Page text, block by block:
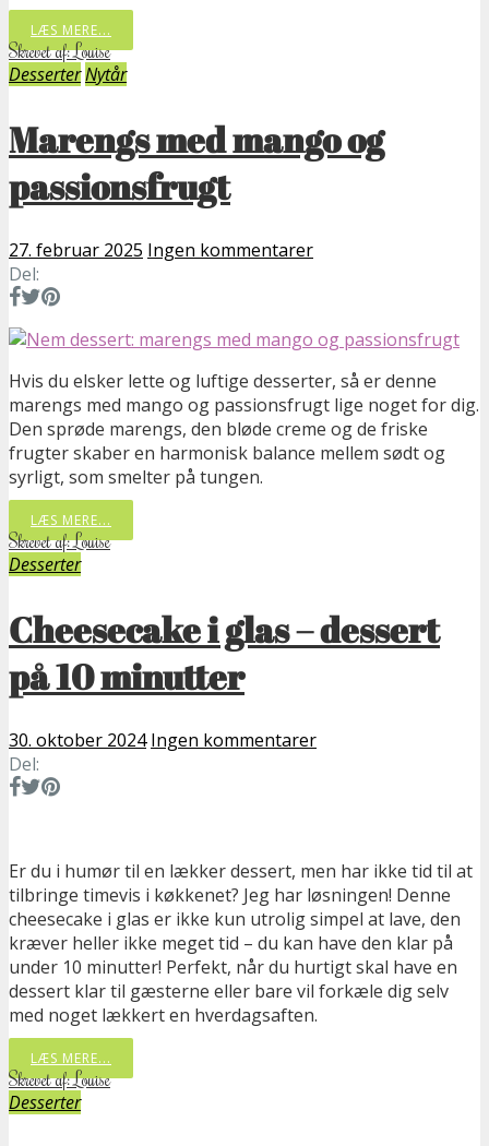
LÆS MERE...
Skrevet af: Louise
DesserterNytår
Marengs med mango og
passionsfrugt
27. februar 2025 Ingen kommentarer
Del:
Hvis du elsker lette og luftige desserter, så er denne
marengs med mango og passionsfrugt lige noget for dig.
Den sprøde marengs, den bløde creme og de friske
frugter skaber en harmonisk balance mellem sødt og
syrligt, som smelter på tungen.
LÆS MERE...
Skrevet af: Louise
Desserter
Cheesecake i glas – dessert
på 10 minutter
30. oktober 2024 Ingen kommentarer
Del:
Er du i humør til en lækker dessert, men har ikke tid til at
tilbringe timevis i køkkenet? Jeg har løsningen! Denne
cheesecake i glas er ikke kun utrolig simpel at lave, den
kræver heller ikke meget tid – du kan have den klar på
under 10 minutter! Perfekt, når du hurtigt skal have en
dessert klar til gæsterne eller bare vil forkæle dig selv
med noget lækkert en hverdagsaften.
LÆS MERE...
Skrevet af: Louise
Desserter